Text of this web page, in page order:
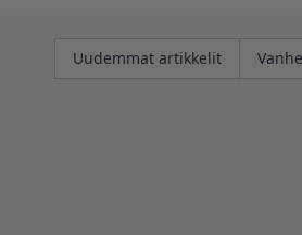
Artikkelien
Uudemmat artikkelit